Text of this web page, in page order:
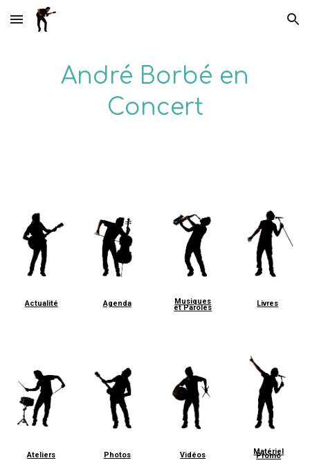
Skip to main content Skip to navigation
André Borbé en
Concert
Actualité Agenda Musiques
et Paroles Livres
Ateliers Photos Vidéos Matériel
Promo